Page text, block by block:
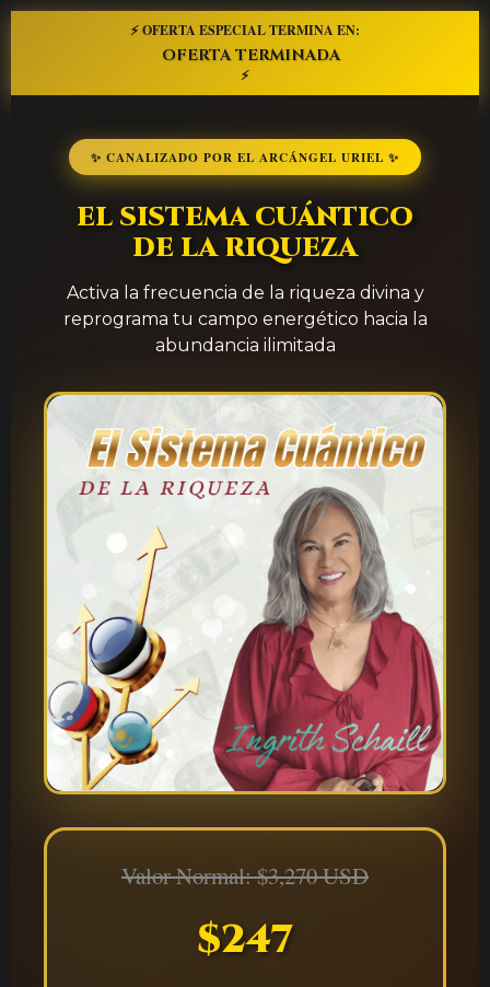
⚡ OFERTA ESPECIAL TERMINA EN:
OFERTA TERMINADA
⚡
✨ CANALIZADO POR EL ARCÁNGEL URIEL ✨
EL SISTEMA CUÁNTICO
DE LA RIQUEZA
Activa la frecuencia de la riqueza divina y
reprograma tu campo energético hacia la
abundancia ilimitada
Valor Normal: $3,270 USD
$247